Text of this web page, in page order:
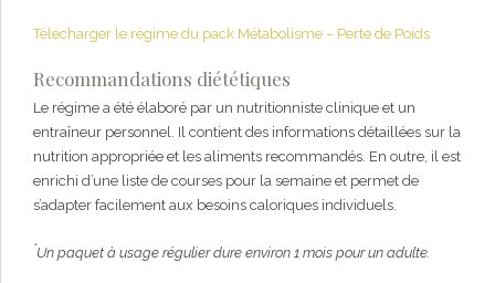
Télécharger le régime du pack Métabolisme – Perte de Poids
Recommandations diététiques
Le régime a été élaboré par un nutritionniste clinique et un
entraîneur personnel. Il contient des informations détaillées sur la
nutrition appropriée et les aliments recommandés. En outre, il est
enrichi d’une liste de courses pour la semaine et permet de
s’adapter facilement aux besoins caloriques individuels.
*Un paquet à usage régulier dure environ 1 mois pour un adulte.